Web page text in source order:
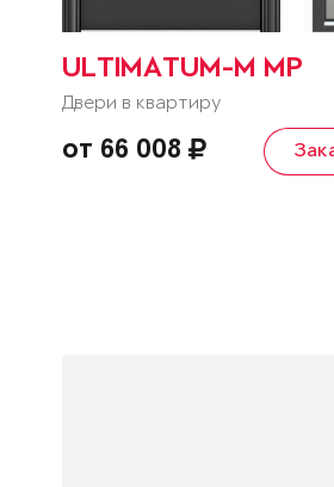
ULTIMATUM-M MP
Двери в квартиру
от 66 008